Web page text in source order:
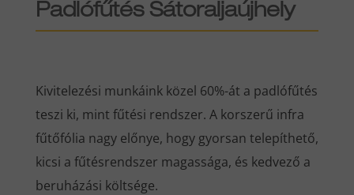
Padlófűtés Sátoraljaújhely
Kivitelezési munkáink közel 60%-át a padlófűtés
teszi ki, mint fűtési rendszer. A korszerű infra
fűtőfólia nagy előnye, hogy gyorsan telepíthető,
kicsi a fűtésrendszer magassága, és kedvező a
beruházási költsége.